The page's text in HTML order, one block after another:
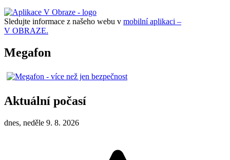
Sledujte informace z našeho webu v mobilní aplikaci –
V OBRAZE.
Megafon
Aktuální počasí
dnes, neděle 9. 8. 2026